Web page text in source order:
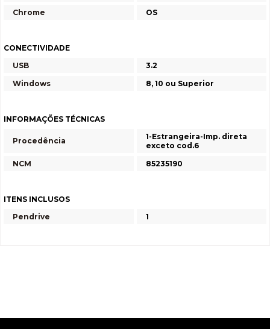
Chrome
OS
CONECTIVIDADE
USB
3.2
Windows
8, 10 ou Superior
INFORMAÇÕES TÉCNICAS
Procedência
1-Estrangeira-Imp. direta
exceto cod.6
NCM
85235190
ITENS INCLUSOS
Pendrive
1